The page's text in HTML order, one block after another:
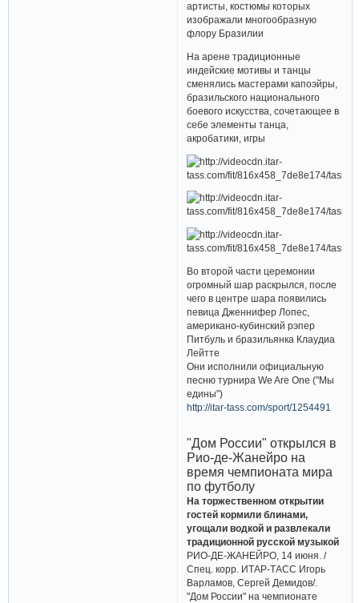
артисты, костюмы которых
изображали многообразную
флору Бразилии
На арене традиционные
индейские мотивы и танцы
сменялись мастерами капоэйры,
бразильского национального
боевого искусства, сочетающее в
себе элементы танца,
акробатики, игры
Во второй части церемонии
огромный шар раскрылся, после
чего в центре шара появились
певица Дженнифер Лопес,
американо-кубинский рэпер
Питбуль и бразильянка Клаудиа
Лейтте
Они исполнили официальную
песню турнира We Are One ("Мы
едины")
http://itar-tass.com/sport/1254491
"Дом России" открылся в
Рио-де-Жанейро на
время чемпионата мира
по футболу
На торжественном открытии
гостей кормили блинами,
угощали водкой и развлекали
традиционной русской музыкой
РИО-ДЕ-ЖАНЕЙРО, 14 июня. /
Спец. корр. ИТАР-ТАСС Игорь
Варламов, Сергей Демидов/.
"Дом России" на чемпионате